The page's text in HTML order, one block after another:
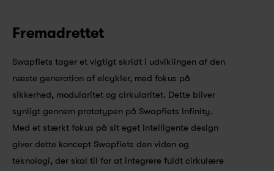
Fremadrettet
Swapfiets tager et vigtigt skridt i udviklingen af den
næste generation af elcykler, med fokus på
sikkerhed, modularitet og cirkularitet. Dette bliver
synligt gennem prototypen på Swapfiets Infinity.
Med et stærkt fokus på sit eget intelligente design
giver dette koncept Swapfiets den viden og
teknologi, der skal til for at integrere fuldt cirkulære